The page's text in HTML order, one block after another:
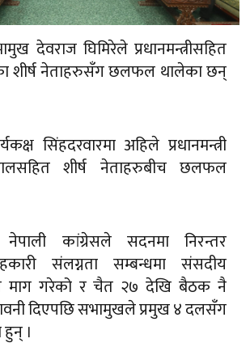
देवराज घिमिरेले प्रधानमन्त्रीसहित
शीर्ष नेताहरुसँग छलफल थालेका छन्
सिंहदरवारमा अहिले प्रधानमन्त्री
शीर्ष नेताहरुबीच छलफल
नेपाली कांग्रेसले सदनमा निरन्तर
संलग्नता सम्बन्धमा संसदीय
माग गरेको र चैत २७ देखि बैठक नै
दिएपछि सभामुखले प्रमुख ४ दलसँग
।